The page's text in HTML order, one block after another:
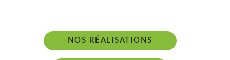
NOS RÉALISATIONS